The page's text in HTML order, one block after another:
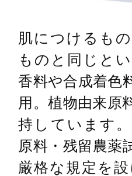
肌につけるも
ものと同じと
香料や合成着色
用。植物由来原
持しています
原料・残留農薬
厳格な規定を